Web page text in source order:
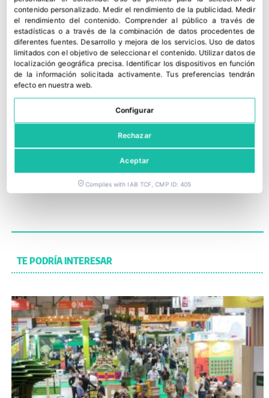
para empresas con perspectiva inbound, ofrece
asesoría y consultoría en innovación,
digitalización y nuevos formatos.
Enhorabuena a todos los ganadores y os
animamos a presentar vuestra candidatura para
la próxima edición de los premios Estrellas de
Internet.
NOTICIA RELACIONADA:
Estrellas vuelven a la alfombra roja
ATTRACTION,PROEXPORT
TE PODRÍA INTERESAR
contenido personalizado. Medir el rendimiento de la publicidad. Medir
el rendimiento del contenido.Comprender al público a través de
estadísticas o a través de la combinación de datos procedentes de
diferentes fuentes. Desarrollo y mejora de los servicios. Uso de datos
limitados con el objetivo de seleccionar el contenido. Utilizar datos de
localización geográfica precisa. Identificar los dispositivos en función
de la información solicitada activamente.Tus preferencias tendrán
efecto en nuestra web.
Configurar
Rechazar
Aceptar
Complies with IAB TCF, CMP ID: 405